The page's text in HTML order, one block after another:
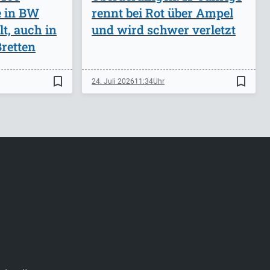
in BW
auch in
bookmark_border
rennt bei Rot über Ampel
und wird schwer verletzt
24. Juli 202611:34 bookmark_border